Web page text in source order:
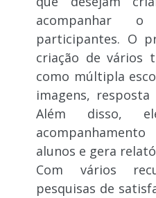
acompanhar
participantes. O
criação de vários
como múltipla
imagens,
Além disso,
alunos e gera
Com vários
pesquisas de